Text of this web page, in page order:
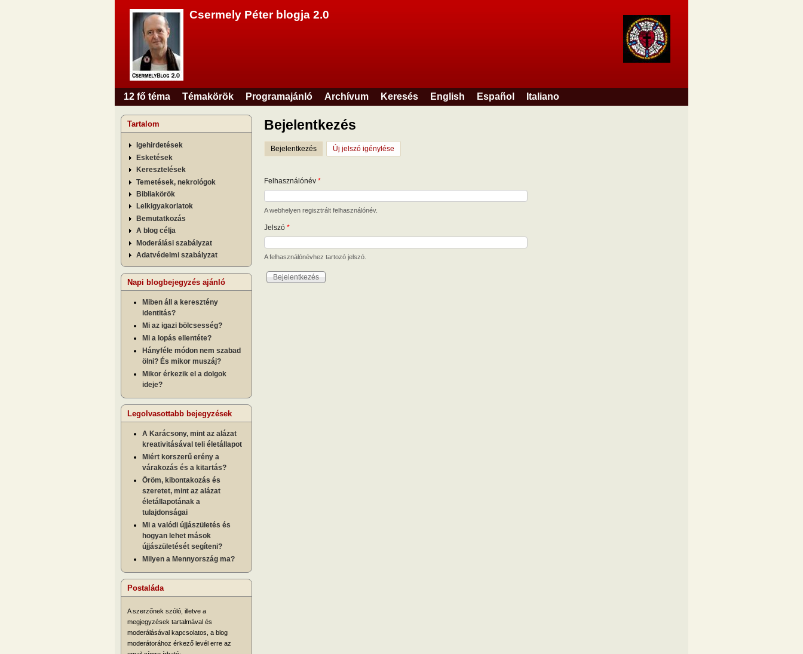
Csermely Péter blogja 2.0
Főmenü
12 fő téma Témakörök Programajánló Archívum Keresés English Español Italiano
Bejelentkezés
Bejelentkezés (aktív fül)Új jelszó igénylése
Felhasználónév *
A webhelyen regisztrált felhasználónév.
Jelszó *
A felhasználónévhez tartozó jelszó.
Tartalom
Igehirdetések
Esketések
Keresztelések
Temetések, nekrológok
Bibliakörök
Lelkigyakorlatok
Bemutatkozás
A blog célja
Moderálási szabályzat
Adatvédelmi szabályzat
Napi blogbejegyzés ajánló
Miben áll a keresztény
identitás?
Mi az igazi bölcsesség?
Mi a lopás ellentéte?
Hányféle módon nem szabad
ölni? És mikor muszáj?
Mikor érkezik el a dolgok
ideje?
Legolvasottabb bejegyzések
A Karácsony, mint az alázat
kreativitásával teli életállapot
Miért korszerű erény a
várakozás és a kitartás?
Öröm, kibontakozás és
szeretet, mint az alázat
életállapotának a
tulajdonságai
Mi a valódi újjászületés és
hogyan lehet mások
újjászületését segíteni?
Milyen a Mennyország ma?
Postaláda
A szerzőnek szóló, illetve a
megjegyzések tartalmával és
moderálásával kapcsolatos, a blog
moderátorához érkező levél erre az